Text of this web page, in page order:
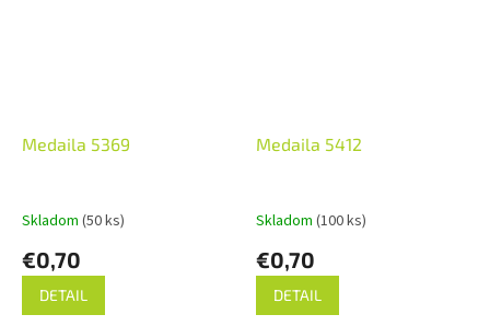
Medaila 5369
Skladom (50 ks)
€0,70
DETAIL
Medaila 5412
Skladom (100 ks)
€0,70
DETAIL